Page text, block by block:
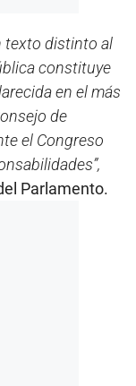
texto distinto al
constituye
en el más
de
el Congreso
Parlamento.